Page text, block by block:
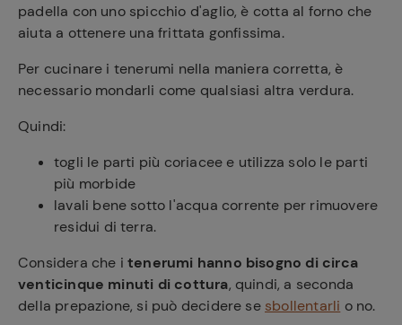
padella con uno spicchio d'aglio, è cotta al forno che
aiuta a ottenere una frittata gonfissima.
Per cucinare i tenerumi nella maniera corretta, è
necessario mondarli come qualsiasi altra verdura.
Quindi:
togli le parti più coriacee e utilizza solo le parti
più morbide
lavali bene sotto l'acqua corrente per rimuovere
residui di terra.
Considera che itenerumi hanno bisogno di circa
venticinque minuti di cottura, quindi, a seconda
della prepazione, si può decidere se sbollentarli o no.